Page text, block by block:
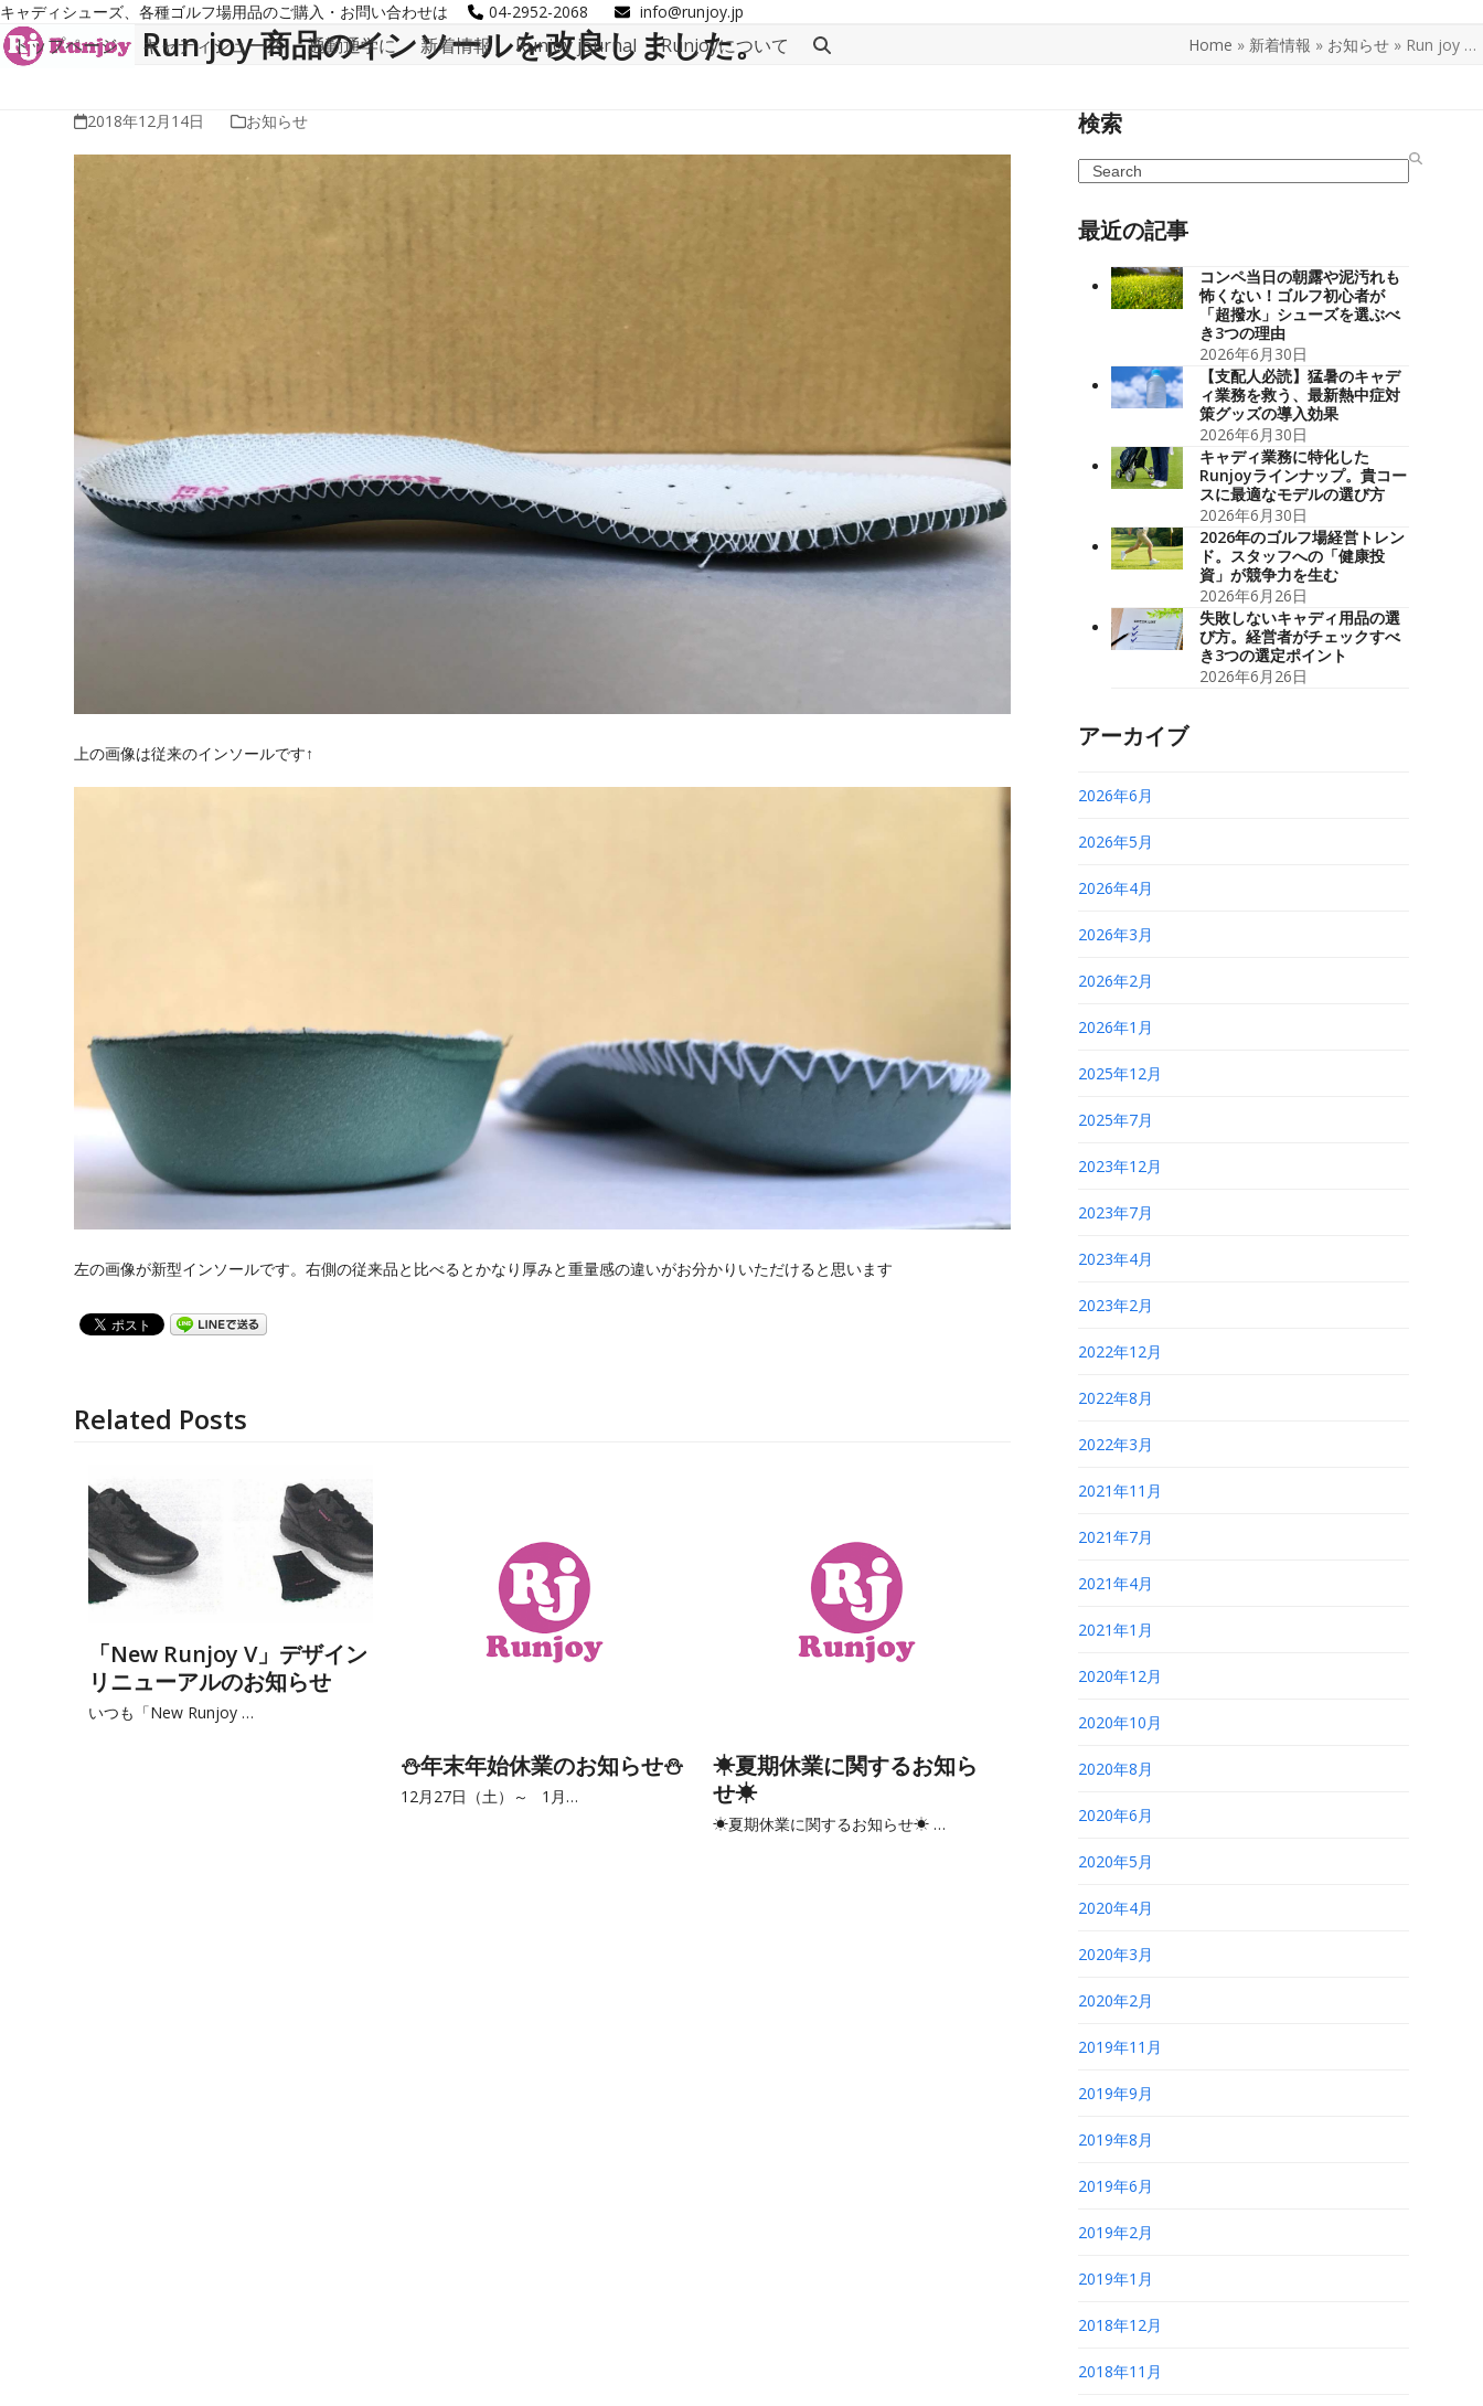
Skip
to
content
キャディシューズ、各種ゴルフ場用品のご購入・お問い合わせは 04-2952-2068 info@runjoy.jp
トップページ キャディシューズ 通勤通学に 新着情報 Runjoy journal Runjoyについて
Run joy 商品のインソールを改良しました。 Home » 新着情報 » お知らせ» Run joy …
2018年12月14日 お知らせ
上の画像は従来のインソールです↑
左の画像が新型インソールです。右側の従来品と比べるとかなり厚みと重量感の違いがお分かりいただけると思います
Related Posts
「New Runjoy V」デザイン
リニューアルのお知らせ
いつも「New Runjoy …
⛄年末年始休業のお知らせ⛄
12月27日（土）～ 1月…
☀夏期休業に関するお知ら
せ☀
☀夏期休業に関するお知らせ☀ …
検索
Search
最近の記事
コンペ当日の朝露や泥汚れも
怖くない！ゴルフ初心者が
「超撥水」シューズを選ぶべ
き3つの理由
2026年6月30日
【支配人必読】猛暑のキャデ
ィ業務を救う、最新熱中症対
策グッズの導入効果
2026年6月30日
キャディ業務に特化した
Runjoyラインナップ。貴コー
スに最適なモデルの選び方
2026年6月30日
2026年のゴルフ場経営トレン
ド。スタッフへの「健康投
資」が競争力を生む
2026年6月26日
失敗しないキャディ用品の選
び方。経営者がチェックすべ
き3つの選定ポイント
2026年6月26日
アーカイブ
2026年6月
2026年5月
2026年4月
2026年3月
2026年2月
2026年1月
2025年12月
2025年7月
2023年12月
2023年7月
2023年4月
2023年2月
2022年12月
2022年8月
2022年3月
2021年11月
2021年7月
2021年4月
2021年1月
2020年12月
2020年10月
2020年8月
2020年6月
2020年5月
2020年4月
2020年3月
2020年2月
2019年11月
2019年9月
2019年8月
2019年6月
2019年2月
2019年1月
2018年12月
2018年11月